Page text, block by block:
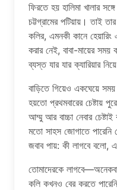
ফিরতে হয় হালিমা খালার
চট্টগ্রামের পটিয়ায়। তাই
কলির, এমনকী কানে
করার নেই, বাবা-মায়ের
ব্যস্ত যার যার ক্যারিয়ার
বাড়িতে গিয়েও একঘেয়ে
হয়তো প্রথমবারের চেষ্টায়
আম্মু আর বাচ্চা নেবার
মতো সাহস জোগাতে পারেনি
জবাব পায়: কী লাগবে বলো,
তোমাদেরকে
কলি কখনও বের করতে